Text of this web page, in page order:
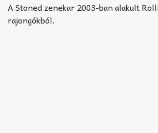
A Stoned zenekar 2003-ban alakult
rajongókból.